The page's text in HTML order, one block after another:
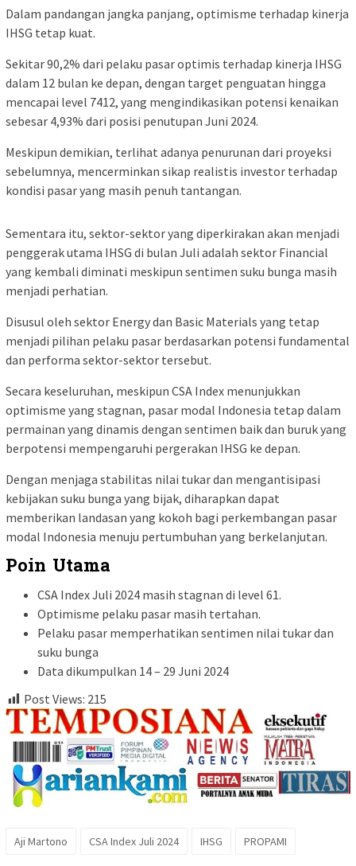
Dalam pandangan jangka panjang, optimisme terhadap kinerja
IHSG tetap kuat.
Sekitar 90,2% dari pelaku pasar optimis terhadap kinerja IHSG
dalam 12 bulan ke depan, dengan target penguatan hingga
mencapai level 7412, yang mengindikasikan potensi kenaikan
sebesar 4,93% dari posisi penutupan Juni 2024.
Meskipun demikian, terlihat adanya penurunan dari proyeksi
sebelumnya, mencerminkan sikap realistis investor terhadap
kondisi pasar yang masih penuh tantangan.
Sementara itu, sektor-sektor yang diperkirakan akan menjadi
penggerak utama IHSG di bulan Juli adalah sektor Financial
yang kembali diminati meskipun sentimen suku bunga masih
menjadi perhatian.
Disusul oleh sektor Energy dan Basic Materials yang tetap
menjadi pilihan pelaku pasar berdasarkan potensi fundamental
dan performa sektor-sektor tersebut.
Secara keseluruhan, meskipun CSA Index menunjukkan
optimisme yang stagnan, pasar modal Indonesia tetap dalam
permainan yang dinamis dengan sentimen baik dan buruk yang
berpotensi mempengaruhi pergerakan IHSG ke depan.
Dengan menjaga stabilitas nilai tukar dan mengantisipasi
kebijakan suku bunga yang bijak, diharapkan dapat
memberikan landasan yang kokoh bagi perkembangan pasar
modal Indonesia menuju pertumbuhan yang berkelanjutan.
Poin Utama
CSA Index Juli 2024 masih stagnan di level 61.
Optimisme pelaku pasar masih tertahan.
Pelaku pasar memperhatikan sentimen nilai tukar dan
suku bunga
Data dikumpulkan 14 – 29 Juni 2024
Post Views: 215
Aji Martono CSA Index Juli 2024 IHSG PROPAMI